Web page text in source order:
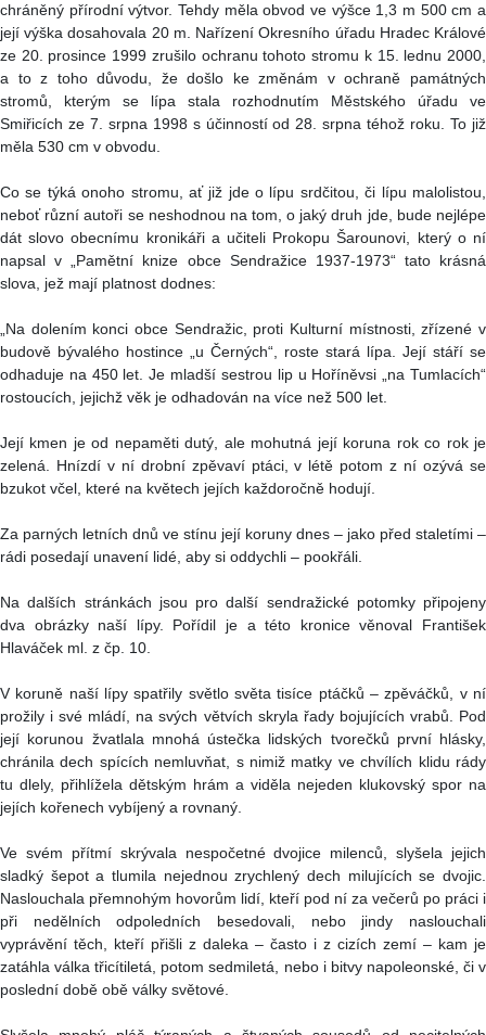
chráněný přírodní výtvor. Tehdy měla obvod ve výšce 1,3 m 500 cm a
její výška dosahovala 20 m. Nařízení Okresního úřadu Hradec Králové
ze 20. prosince 1999 zrušilo ochranu tohoto stromu k 15. lednu 2000,
a to z toho důvodu, že došlo ke změnám v ochraně památných
stromů, kterým se lípa stala rozhodnutím Městského úřadu ve
Smiřicích ze 7. srpna 1998 s účinností od 28. srpna téhož roku. To již
měla 530 cm v obvodu.
Co se týká onoho stromu, ať již jde o lípu srdčitou, či lípu malolistou,
neboť různí autoři se neshodnou na tom, o jaký druh jde, bude nejlépe
dát slovo obecnímu kronikáři a učiteli Prokopu Šarounovi, který o ní
napsal v „Pamětní knize obce Sendražice 1937-1973“ tato krásná
slova, jež mají platnost dodnes:
„Na dolením konci obce Sendražic, proti Kulturní místnosti, zřízené v
budově bývalého hostince „u Černých“, roste stará lípa. Její stáří se
odhaduje na 450 let. Je mladší sestrou lip u Hoříněvsi „na Tumlacích“
rostoucích, jejichž věk je odhadován na více než 500 let.
Její kmen je od nepaměti dutý, ale mohutná její koruna rok co rok je
zelená. Hnízdí v ní drobní zpěvaví ptáci, v létě potom z ní ozývá se
bzukot včel, které na květech jejích každoročně hodují.
Za parných letních dnů ve stínu její koruny dnes – jako před staletími –
rádi posedají unavení lidé, aby si oddychli – pookřáli.
Na dalších stránkách jsou pro další sendražické potomky připojeny
dva obrázky naší lípy. Pořídil je a této kronice věnoval František
Hlaváček ml. z čp. 10.
V koruně naší lípy spatřily světlo světa tisíce ptáčků – zpěváčků, v ní
prožily i své mládí, na svých větvích skryla řady bojujících vrabů. Pod
její korunou žvatlala mnohá ústečka lidských tvorečků první hlásky,
chránila dech spících nemluvňat, s nimiž matky ve chvílích klidu rády
tu dlely, přihlížela dětským hrám a viděla nejeden klukovský spor na
jejích kořenech vybíjený a rovnaný.
Ve svém přítmí skrývala nespočetné dvojice milenců, slyšela jejich
sladký šepot a tlumila nejednou zrychlený dech milujících se dvojic.
Naslouchala přemnohým hovorům lidí, kteří pod ní za večerů po práci i
při nedělních odpoledních besedovali, nebo jindy naslouchali
vyprávění těch, kteří přišli z daleka – často i z cizích zemí – kam je
zatáhla válka třicítiletá, potom sedmiletá, nebo i bitvy napoleonské, či v
poslední době obě války světové.